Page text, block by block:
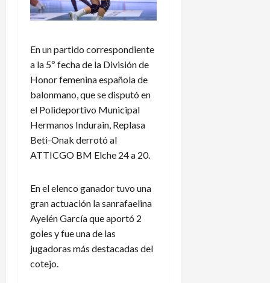
En un partido correspondiente
a la 5º fecha de la División de
Honor femenina española de
balonmano, que se disputó en
el Polideportivo Municipal
Hermanos Indurain, Replasa
Beti-Onak derrotó al
ATTICGO BM Elche 24 a 20.
En el elenco ganador tuvo una
gran actuación la sanrafaelina
Ayelén García que aportó 2
goles y fue una de las
jugadoras más destacadas del
cotejo.